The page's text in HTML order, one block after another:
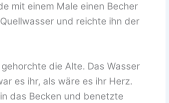
mit einem Male einen Becher
und reichte ihn der
die Alte. Das Wasser
es ihr, als wäre es ihr Herz.
das Becken und benetzte